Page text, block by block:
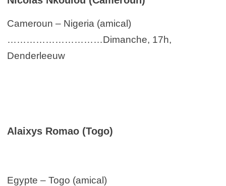
Cameroun – Nigeria (amical)
…………………………Dimanche, 17h,
Denderleeuw
Alaixys Romao (Togo)
Egypte – Togo (amical)